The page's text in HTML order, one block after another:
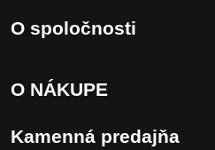
O spoločnosti
O NÁKUPE
Kamenná predajňa